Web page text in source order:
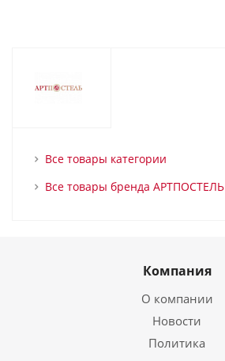
Все товары категории
Все товары бренда АРТПОСТЕЛЬ
Компания
О компании
Новости
Политика